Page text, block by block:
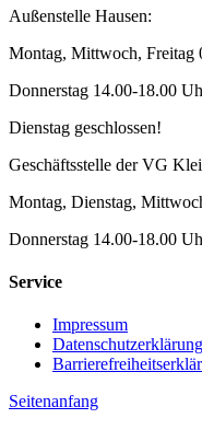
Außenstelle Hausen:
Montag, Mittwoch, Freitag
Donnerstag 14.00-18.00
Dienstag geschlossen!
Geschäftsstelle der VG
Montag, Dienstag,
Donnerstag 14.00-18.00
Service
Impressum
Datenschutzerklärung
Seitenanfang